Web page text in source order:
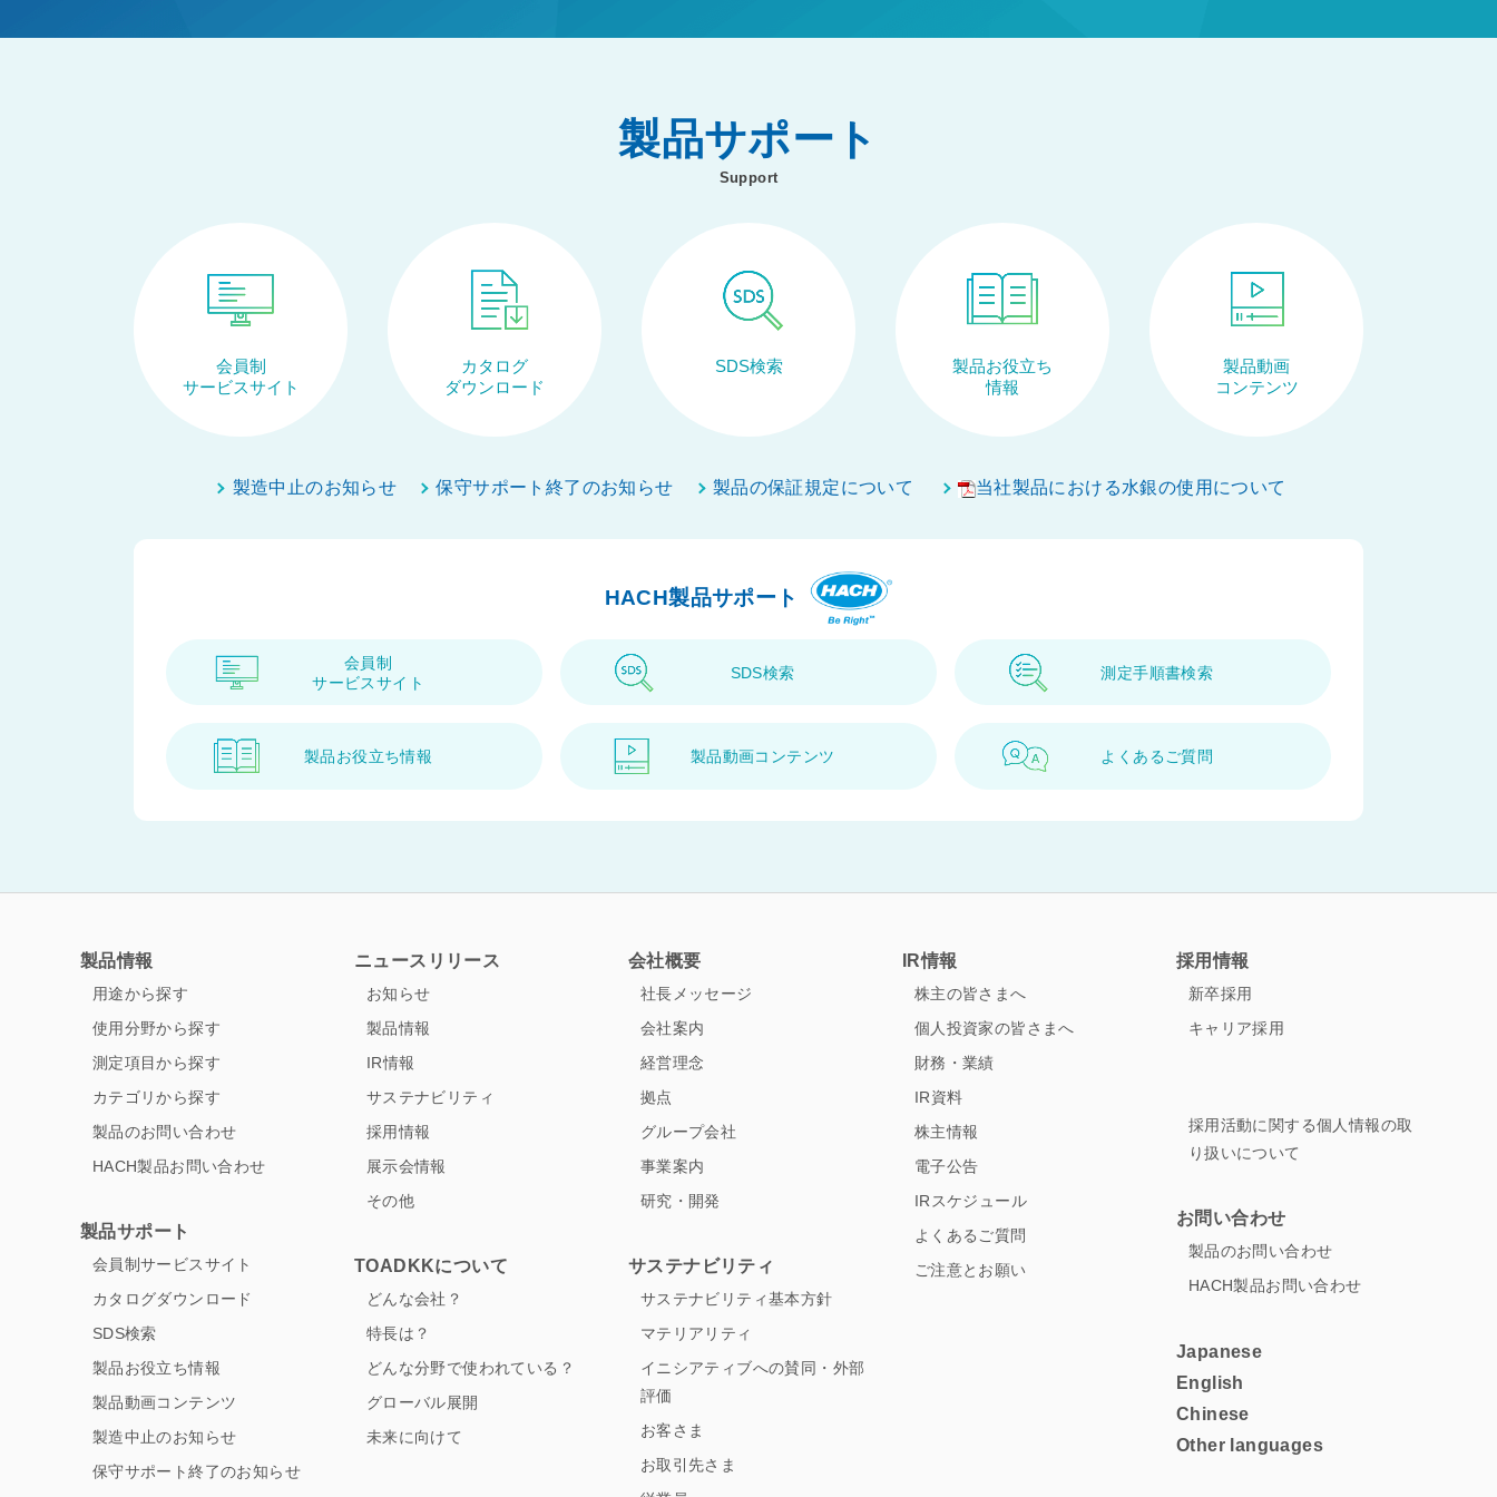
製品サポート
Support
会員制
サービスサイト
カタログ
ダウンロード
SDS検索
製品お役立ち
情報
製品動画
コンテンツ
製造中止のお知らせ 保守サポート終了のお知らせ 製品の保証規定について 当社製品における水銀の使用について
HACH製品サポート
会員制
サービスサイト
SDS検索 測定手順書検索
製品お役立ち情報 製品動画コンテンツ よくあるご質問
製品情報
用途から探す
使用分野から探す
測定項目から探す
カテゴリから探す
製品のお問い合わせ
HACH製品お問い合わせ
製品サポート
会員制サービスサイト
カタログダウンロード
SDS検索
製品お役立ち情報
製品動画コンテンツ
製造中止のお知らせ
保守サポート終了のお知らせ
ニュースリリース
お知らせ
製品情報
IR情報
サステナビリティ
採用情報
展示会情報
その他
TOADKKについて
どんな会社？
特長は？
どんな分野で使われている？
グローバル展開
未来に向けて
会社概要
社長メッセージ
会社案内
経営理念
拠点
グループ会社
事業案内
研究・開発
サステナビリティ
サステナビリティ基本方針
マテリアリティ
イニシアティブへの賛同・外部
評価
お客さま
お取引先さま
IR情報
株主の皆さまへ
個人投資家の皆さまへ
財務・業績
IR資料
株主情報
電子公告
IRスケジュール
よくあるご質問
ご注意とお願い
採用情報
新卒採用
キャリア採用
採用活動に関する個人情報の取
り扱いについて
お問い合わせ
製品のお問い合わせ
HACH製品お問い合わせ
Japanese
English
Chinese
Other languages